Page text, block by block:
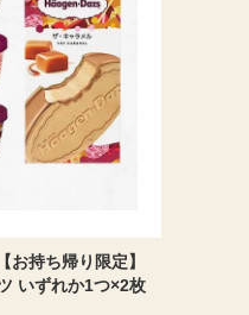
お持ち帰り限定】
いずれか1つ×2枚